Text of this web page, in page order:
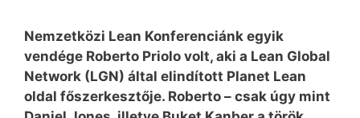
Nemzetközi Lean Konferenciánk egyik
vendége Roberto Priolo volt, aki a Lean Global
Network (LGN) által elindított Planet Lean
oldal főszerkesztője. Roberto – csak úgy mint